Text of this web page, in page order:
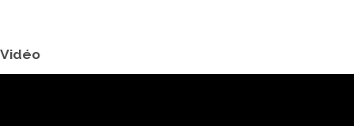
Vidéo